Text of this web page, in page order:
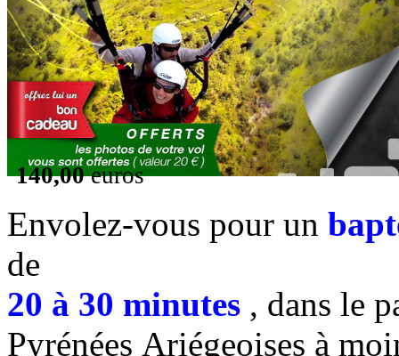
140,00euros
Envolez-vous pour un
de
20 à 30 minutes , dans le
Pyrénées Ariégeoises à